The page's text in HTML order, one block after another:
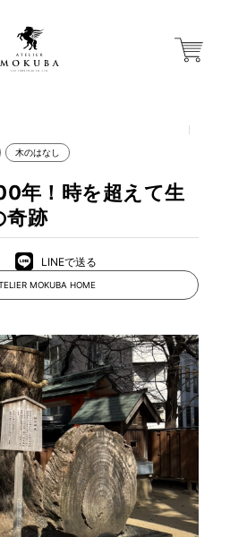
から探す
MOKUBA HOME
て
木のはなし
年！時を超えて生
奇跡
LINEで送る
MOKUBA HOME